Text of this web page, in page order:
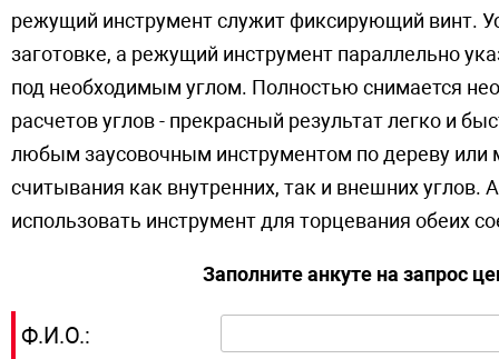
режущий инструмент служит фиксирующий винт.
заготовке, а режущий инструмент параллельно
под необходимым углом. Полностью снимается
расчетов углов - прекрасный результат легко и
любым заусовочным инструментом по дереву или
считывания как внутренних, так и внешних
использовать инструмент для торцевания обеих
Заполните анкуте на запрос
Ф.И.О.: